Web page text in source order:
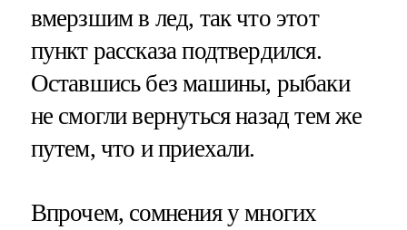
вмерзшим в лед, так что этот
пункт рассказа подтвердился.
Оставшись без машины, рыбаки
не смогли вернуться назад тем же
путем, что и приехали.
Впрочем, сомнения у многих